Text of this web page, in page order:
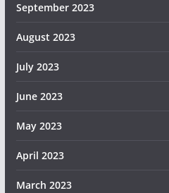
September 2023
August 2023
July 2023
June 2023
May 2023
April 2023
March 2023